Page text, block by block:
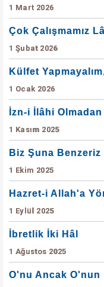
1 Mart 2026
Çok Çalışmamız
1 Şubat 2026
Külfet
1 Ocak 2026
İzn-i İlâhi Olmadan
1 Kasım 2025
Biz Şuna Benzeriz
1 Ekim 2025
Hazret-i Allah'a
1 Eylül 2025
İbretlik İki Hâl
1 Ağustos 2025
O'nu Ancak O'nun